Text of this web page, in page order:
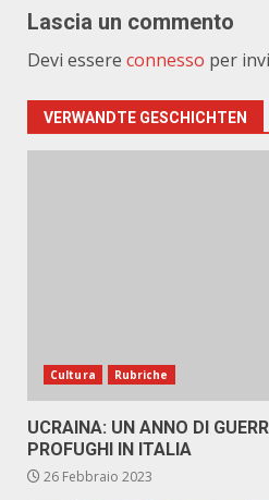
Lascia un commento
Devi essere connesso per
VERWANDTE GESCHICHTEN
Cultura Rubriche
UCRAINA: UN ANNO DI
PROFUGHI IN ITALIA
26 Febbraio 2023